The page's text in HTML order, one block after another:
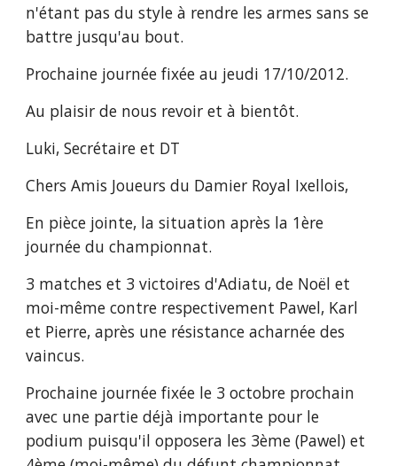
n'étant pas du style à rendre les armes sans se
battre jusqu'au bout.
Prochaine journée fixée au jeudi 17/10/2012.
Au plaisir de nous revoir et à bientôt.
Luki, Secrétaire et DT
Chers Amis Joueurs du Damier Royal Ixellois,
En pièce jointe, la situation après la 1ère
journée du championnat.
3 matches et 3 victoires d'Adiatu, de Noël et
moi-même contre respectivement Pawel, Karl
et Pierre, après une résistance acharnée des
vaincus.
Prochaine journée fixée le 3 octobre prochain
avec une partie déjà importante pour le
podium puisqu'il opposera les 3ème (Pawel) et